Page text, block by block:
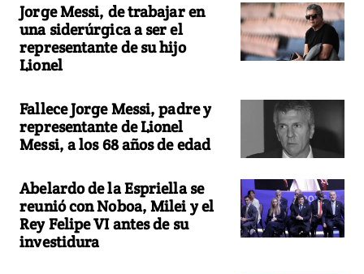
Jorge Messi, de trabajar en
una siderúrgica a ser el
representante de su hijo
Lionel
Fallece Jorge Messi, padre y
representante de Lionel
Messi, a los 68 años de edad
Abelardo de la Espriella se
reunió con Noboa, Milei y el
Rey Felipe VI antes de su
investidura